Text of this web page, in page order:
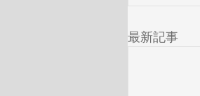
最新記事